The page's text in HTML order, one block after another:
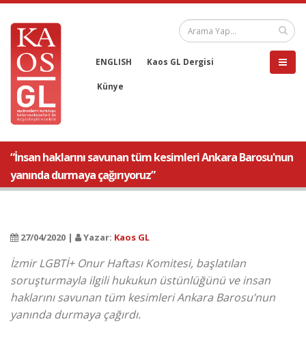
ENGLISH Kaos GL Dergisi
Künye
“İnsan haklarını savunan tüm kesimleri Ankara Barosu'nun
yanında durmaya çağırıyoruz”
27/04/2020 | Yazar: Kaos GL
İzmir LGBTİ+ Onur Haftası Komitesi, başlatılan
soruşturmayla ilgili hukukun üstünlüğünü ve insan
haklarını savunan tüm kesimleri Ankara Barosu’nun
yanında durmaya çağırdı.